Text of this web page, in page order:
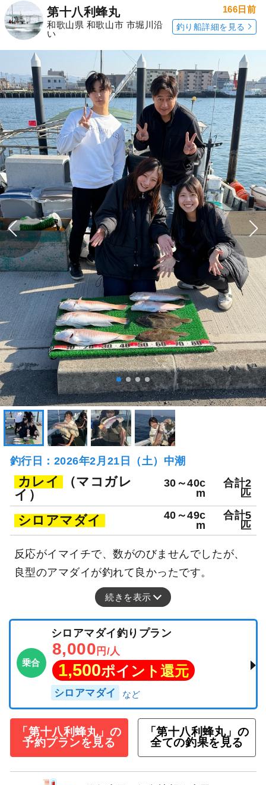
第十八利蜂丸
和歌山県 和歌山市 市堀川沿
い
166日前
釣り船詳細を見る
釣行日：2026年2月21日（土）中潮
カレイ
（マコガレ
イ）
30～40c
m
合計2
匹
シロアマダイ
40～49c
m
合計5
匹
反応がイマイチで、数がのびませんでしたが、
良型のアマダイが釣れて良かったです。
続きを表示
乗合
シロアマダイ釣りプラン
8,000 円/人
1,500ポイント還元
シロアマダイ
「第十八利蜂丸」の
予約プランを見る
「第十八利蜂丸」の
全ての釣果を見る